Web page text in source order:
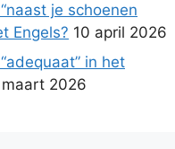
je schoenen
Engels? 10 april 2026
in het
2026